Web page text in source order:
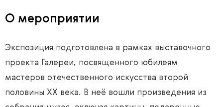
О мероприятии
Экспозиция подготовлена в рамках выставочного
проекта Галереи, посвященного юбилеям
мастеров отечественного искусства второй
половины ХХ века. В неё вошли произведения из